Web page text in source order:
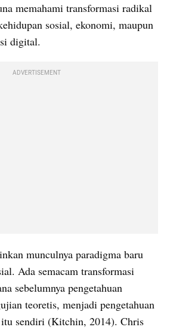
memahami transformasi radikal
sosial, ekonomi, maupun
digital.
ADVERTISEMENT
munculnya paradigma baru
Ada semacam transformasi
sebelumnya pengetahuan
teoretis, menjadi pengetahuan
sendiri (Kitchin, 2014). Chris